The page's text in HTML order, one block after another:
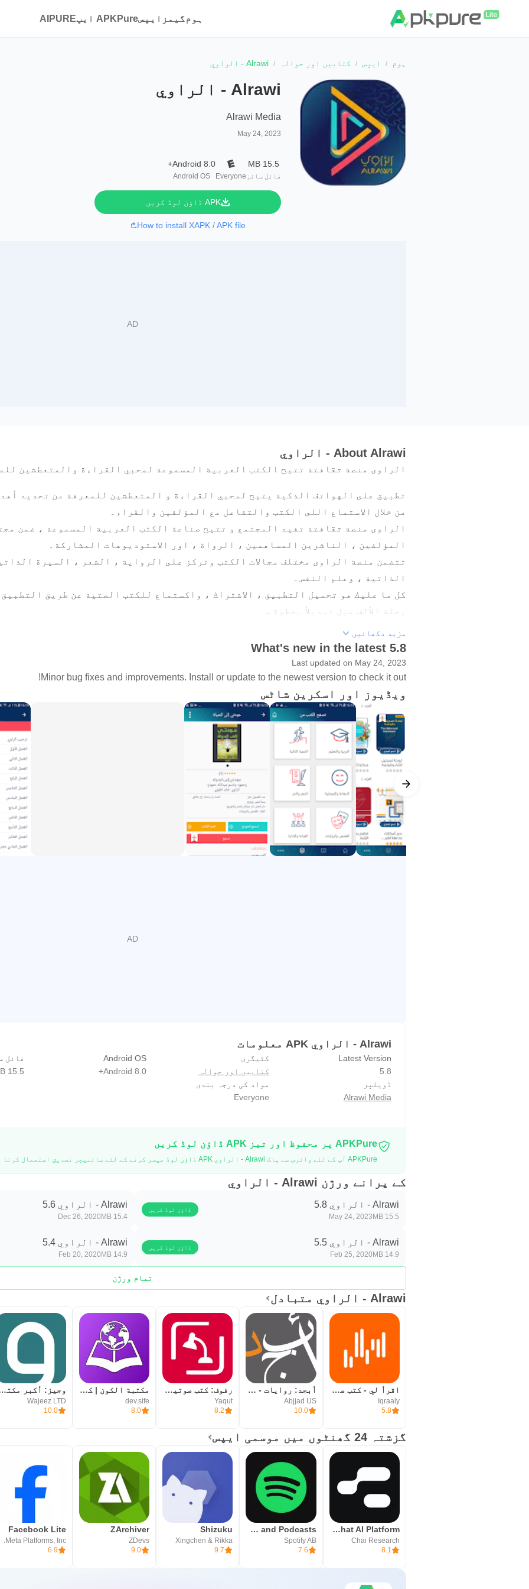
ہوم گیمز ایپسAPKPure ایپ AIPURE
ہوم ایپس کتابیں اور حوالہ Alrawi - الراوي
Alrawi - الراوي
Alrawi Media
May 24, 2023
15.5 MB
فائل سائز Everyone
Android 8.0+
Android OS
APK ڈاؤن لوڈ کریں
How to install XAPK / APK file
About Alrawi - الراوي
الراوی منصة ثقافتة تتیح الكتب العربية المسموعة لمحبي القراءة والمتعطشين
تطبیق على الهواتف الذكية يتيح لمحبي القراءة و المتعطشين للمعرفة من تحديد
من خلال الاستماع اللى الكتب والتفاعل مع المؤلفين والقراء۔
الراوی منصة ثقافتة تفید المجتمع و تتیح صناعة الكتب العربية المسموعة ، ضمن
المؤلفين ، الناشرين المساهمين ، الرواة ، اور الاستوديوهات المشاركة۔
تتضمن منصة الراوی مختلف مجالات الكتب وتركز على الرواية ، الشعر ، السيرة
الذاتية ، وعلم النفس۔
کل ما علیك هو تحميل التطبيق ، الاشتراك ، واكستماع للكتب الصتية عن طريق
رحلة الألف میل تبدیلأ بخطوة ..
آلية المتابعة وإرسال الإشعارات۔ كما سيساعد الراوي عشاق الكتب في تحديد
بالقراءة.
مزید دکھائیں
What's new in the latest 5.8
Last updated on May 24, 2023
Minor bug fixes and improvements. Install or update to the newest version to check it out!
ویڈیوز اور اسکرین شاٹس
Alrawi - الراوي APK معلومات
Latest Version
5.8
کٹیگری
کتابیں اور حوالہ
Android OS
Android 8.0+
فائل
15.5 MB
ڈویلپر
Alrawi Media
مواد کی درجہ بندی
Everyone
APKPure پر محفوظ اور تیز APK ڈاؤن لوڈ کریں
APKPure آپ کے لئے وائرس سے پاک Alrawi - الراوي APK ڈاؤن لوڈ میسر کرنے کے لئے سائنیچر تصدیق استعمال کرتا ہے۔
کے پرانے ورژن Alrawi - الراوي
Alrawi - الراوي 5.8
15.5 MB
May 24, 2023
ڈاؤن لوڈ کریں Alrawi - الراوي 5.6
15.4 MB
Dec 26, 2020
Alrawi - الراوي 5.5
14.9 MB
Feb 25, 2020
ڈاؤن لوڈ کریں Alrawi - الراوي 5.4
14.9 MB
Feb 20, 2020
تمام ورژن
Alrawi - الراوي متبادل
اقرأ لي - كتب صوتية مسموعة
Iqraaly
5.8
أبجد: روايات - قصص - كتب صوتية
Abjjad US
10.0
رفوف: كتب صوتية وإلكترونية
Yaqut
8.2
مكتبة الكون | كتب وروايات
dev.sife
8.0
وجيز: أكبر
Wajeez LTD
10.0
گزشتہ 24 گھنٹوں میں موسمی ایپس
Chai: Chat AI Platform
Chai Research
8.1
Spotify: Music and Podcasts
Spotify AB
7.6
Shizuku
Xingchen & Rikka
9.7
ZArchiver
ZDevs
9.0
Facebook Lite
Meta Platforms, Inc.
6.9